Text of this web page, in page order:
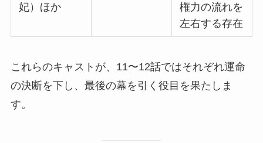
妃）ほか
権力の流れを
左右する存在
これらのキャストが、11〜12話ではそれぞれ運命
の決断を下し、最後の幕を引く役目を果たしま
す。